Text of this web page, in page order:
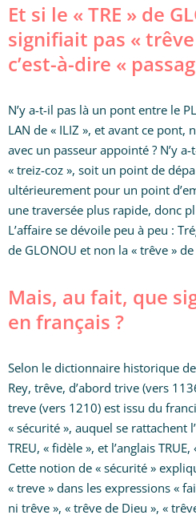
Et si le « TRE » de
signifiait pas «
c’est-à-dire «
N’y a-t-il pas là un pont entre le
LAN de « ILIZ », et avant ce pont,
avec un passeur appointé ? N’y
« treiz-coz », soit un point de
ultérieurement pour un point
une traversée plus rapide, donc
L’affaire se dévoile peu à peu :
de GLONOU et non la « trêve »
Mais, au fait, que
en français ?
Selon le dictionnaire historique
Rey, trêve, d’abord trive (vers
treve (vers 1210) est issu du
« sécurité », auquel se rattachent
TREU, « fidèle », et l’anglais TRUE,
Cette notion de « sécurité »
« treve » dans les expressions «
ni trêve », « trêve de Dieu », «